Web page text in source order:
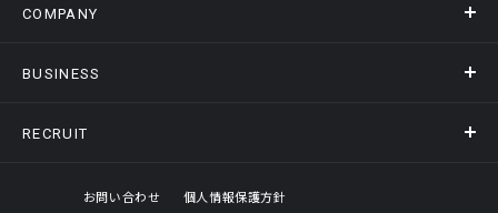
ニュース
COMPANY
会社概要
オフィスギャラリー
BUSINESS
事業情報トップ
RECRUIT
採用情報トップ
お問い合わせ 個人情報保護方針